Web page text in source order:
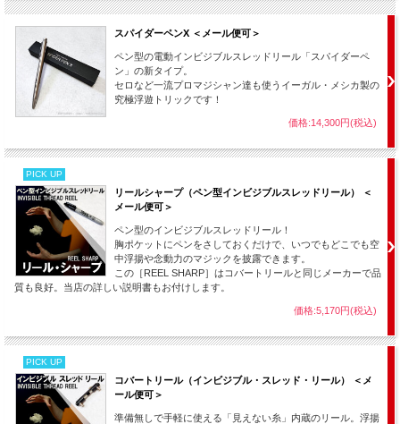
スパイダーペンX ＜メール便可＞
ペン型の電動インビジブルスレッドリール「スパイダーペ
ン」の新タイプ。
セロなど一流プロマジシャン達も使うイーガル・メシカ製の
究極浮遊トリックです！
価格:14,300円(税込)
PICK UP
リールシャープ（ペン型インビジブルスレッドリール） ＜
メール便可＞
ペン型のインビジブルスレッドリール！
胸ポケットにペンをさしておくだけで、いつでもどこでも空
中浮揚や念動力のマジックを披露できます。
この［REEL SHARP］はコバートリールと同じメーカーで品
質も良好。当店の詳しい説明書もお付けします。
価格:5,170円(税込)
PICK UP
コバートリール（インビジブル・スレッド・リール） ＜メ
ール便可＞
準備無しで手軽に使える「見えない糸」内蔵のリール。浮揚